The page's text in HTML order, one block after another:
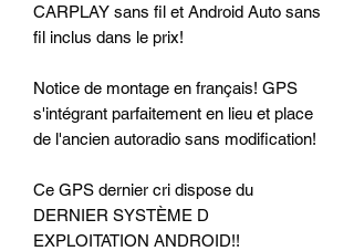
CARPLAY sans fil et Android Auto sans
fil inclus dans le prix!
Notice de montage en français! GPS
s'intégrant parfaitement en lieu et place
de l'ancien autoradio sans modification!
Ce GPS dernier cri dispose du
DERNIER SYSTÈME D
EXPLOITATION ANDROID!!